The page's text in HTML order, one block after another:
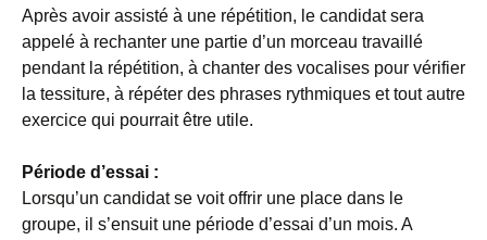
Après avoir assisté à une répétition, le candidat sera
appelé à rechanter une partie d’un morceau travaillé
pendant la répétition, à chanter des vocalises pour vérifier
la tessiture, à répéter des phrases rythmiques et tout autre
exercice qui pourrait être utile.
Période d’essai :
Lorsqu’un candidat se voit offrir une place dans le
groupe, il s’ensuit une période d’essai d’un mois. A